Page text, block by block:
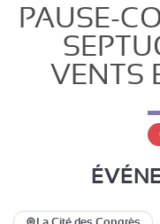
PAUSE-
VENTS